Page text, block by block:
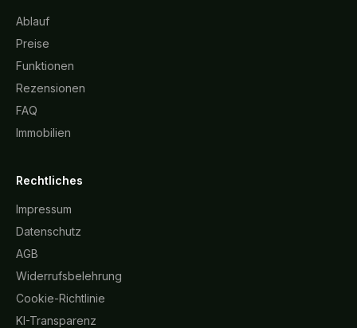
Ablauf
Preise
Funktionen
Rezensionen
FAQ
Immobilien
Rechtliches
Impressum
Datenschutz
AGB
Widerrufsbelehrung
Cookie-Richtlinie
KI-Transparenz